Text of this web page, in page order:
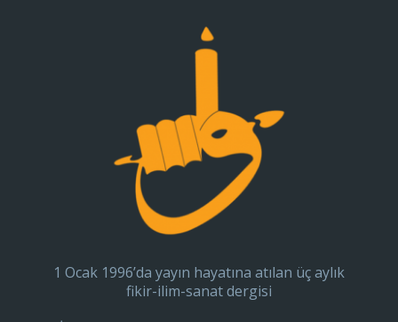
1 Ocak 1996’da yayın hayatına atılan üç aylık
fikir-ilim-sanat dergisi